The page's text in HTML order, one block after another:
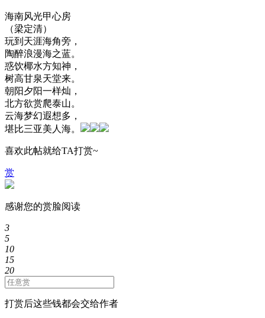
海南风光甲心房
（梁定清）
玩到天涯海角旁，
陶醉浪漫海之蓝。
惑饮椰水方知神，
树高甘泉天堂来。
朝阳夕阳一样灿，
北方欲赏爬泰山。
云海梦幻遐想多，
堪比三亚美人海。
喜欢此帖就给TA打赏~
赏
感谢您的赏脸阅读
3
5
10
15
20
打赏后这些钱都会交给作者